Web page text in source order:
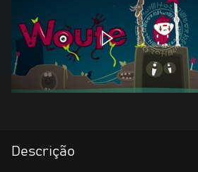
Descrição